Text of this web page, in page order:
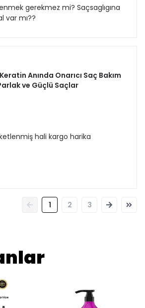
gerekmez mi? Saçsaglıgına
var mı??
Anında Onarıcı Saç Bakım
ve Güçlü Saçlar
hali kargo harika
1 2 3